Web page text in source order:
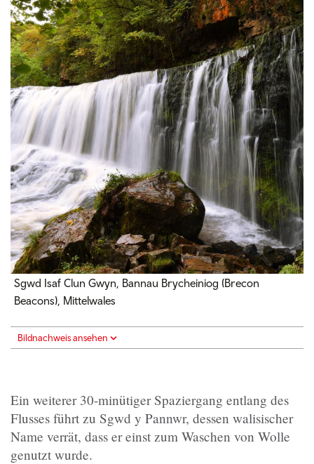
Sgwd Isaf Clun Gwyn, Bannau Brycheiniog (Brecon
Beacons), Mittelwales
Bildnachweis ansehen
Ein weiterer 30-minütiger Spaziergang entlang des
Flusses führt zu Sgwd y Pannwr, dessen walisischer
Name verrät, dass er einst zum Waschen von Wolle
genutzt wurde.